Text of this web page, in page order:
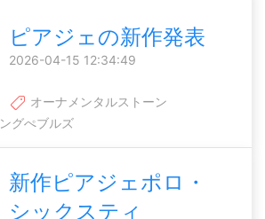
ピアジェの新作発表
2026-04-15 12:34:49
オーナメンタルストーン
グぺブルズ
新作ピアジェポロ・
シックスティ